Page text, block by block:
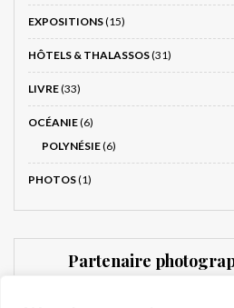
EXPOSITIONS(15)
HÔTELS & THALASSOS(31)
LIVRE(33)
OCÉANIE(6)
POLYNÉSIE(6)
PHOTOS(1)
Partenaire